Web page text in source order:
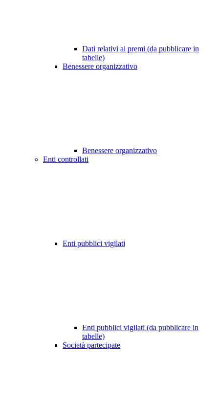
Dati relativi ai premi (da pubblicare in
tabelle)
Benessere organizzativo
Benessere organizzativo
Enti controllati
Enti pubblici vigilati
Enti pubblici vigilati (da pubblicare in
tabelle)
Società partecipate